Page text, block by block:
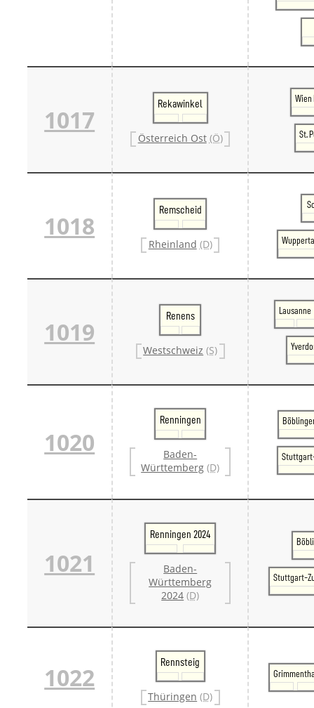
1017
Rekawinkel
Österreich Ost (Ö) St.
1018
Remscheid
Rheinland (D)
1019
Renens
Westschweiz (S)
Lausanne
1020
Renningen
Baden-
Württemberg (D)
1021
Renningen 2024
Baden-
Württemberg
2024 (D)
Stuttgart-
1022
Rennsteig
Thüringen (D)